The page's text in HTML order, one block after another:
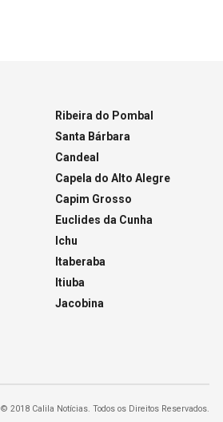
Ribeira do Pombal
Santa Bárbara
Candeal
Capela do Alto Alegre
Capim Grosso
Euclides da Cunha
Ichu
Itaberaba
Itiuba
Jacobina
© 2018 Calila Notícias. Todos os Direitos Reservados.